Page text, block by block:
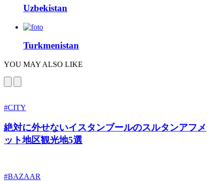
Uzbekistan
Turkmenistan
YOU MAY ALSO LIKE
#CITY
絶対に外せないイスタンブールのスルタンアフメ
ット地区観光地5選
#BAZAAR